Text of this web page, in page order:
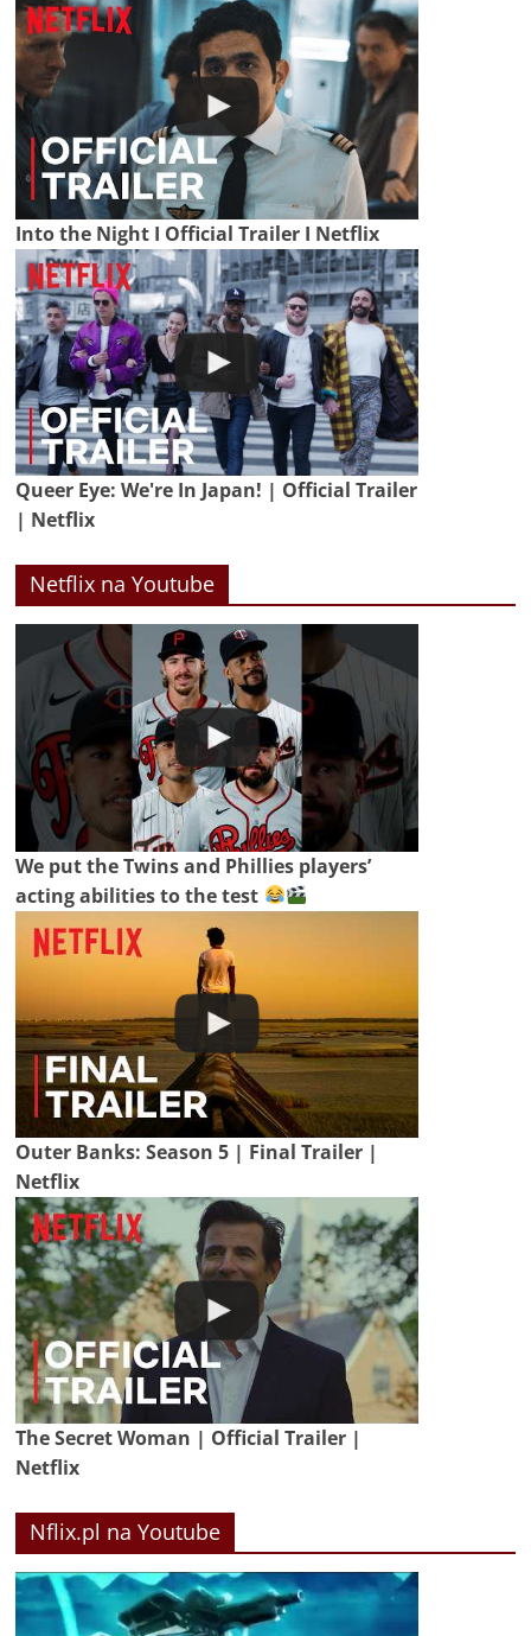
Into the Night I Official Trailer I Netflix
Queer Eye: We're In Japan! | Official Trailer
| Netflix
Netflix na Youtube
We put the Twins and Phillies players’
acting abilities to the test
Outer Banks: Season 5 | Final Trailer |
Netflix
The Secret Woman | Official Trailer |
Netflix
Nflix.pl na Youtube